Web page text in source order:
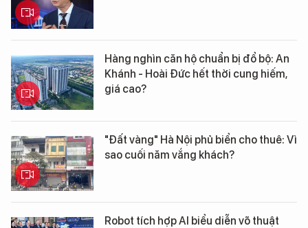
Hàng nghìn căn hộ chuẩn bị đổ bộ: An
Khánh - Hoài Đức hết thời cung hiếm,
giá cao?
"Đất vàng" Hà Nội phủ biển cho thuê: Vì
sao cuối năm vắng khách?
Robot tích hợp AI biểu diễn võ thuật